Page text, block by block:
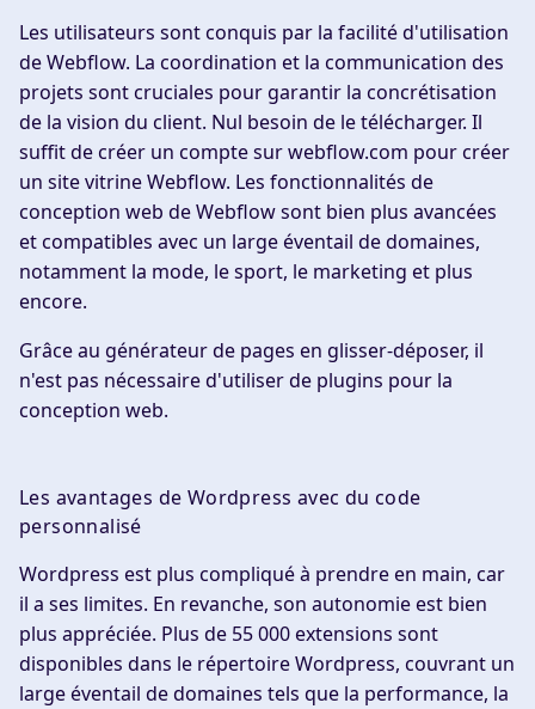
Les utilisateurs sont conquis par la facilité d'utilisation
de Webflow. La coordination et la communication des
projets sont cruciales pour garantir la concrétisation
de la vision du client. Nul besoin de le télécharger. Il
suffit de créer un compte sur webflow.com pour créer
un site vitrine Webflow. Les fonctionnalités de
conception web de Webflow sont bien plus avancées
et compatibles avec un large éventail de domaines,
notamment la mode, le sport, le marketing et plus
encore.
Grâce au générateur de pages en glisser-déposer, il
n'est pas nécessaire d'utiliser de plugins pour la
conception web.
Les avantages de Wordpress avec du code
personnalisé
Wordpress est plus compliqué à prendre en main, car
il a ses limites. En revanche, son autonomie est bien
plus appréciée. Plus de 55 000 extensions sont
disponibles dans le répertoire Wordpress, couvrant un
large éventail de domaines tels que la performance, la